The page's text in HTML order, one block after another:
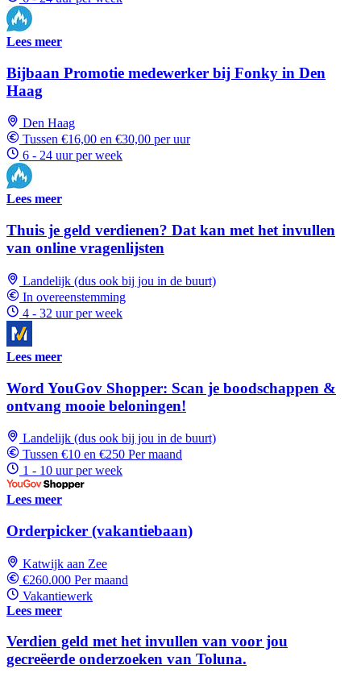
Lees meer
Bijbaan Promotie medewerker bij Fonky in Den
Haag
Den Haag
Tussen €16,00 en €30,00 per uur
6 - 24 uur per week
Lees meer
Thuis je geld verdienen? Dat kan met het invullen
van online vragenlijsten
Landelijk (dus ook bij jou in de buurt)
In overeenstemming
4 - 32 uur per week
Lees meer
Word YouGov Shopper: Scan je boodschappen &
ontvang mooie beloningen!
Landelijk (dus ook bij jou in de buurt)
Tussen €10 en €250 Per maand
1 - 10 uur per week
Lees meer
Orderpicker (vakantiebaan)
Katwijk aan Zee
€260.000 Per maand
Vakantiewerk
Lees meer
Verdien geld met het invullen van voor jou
gecreëerde onderzoeken van Toluna.